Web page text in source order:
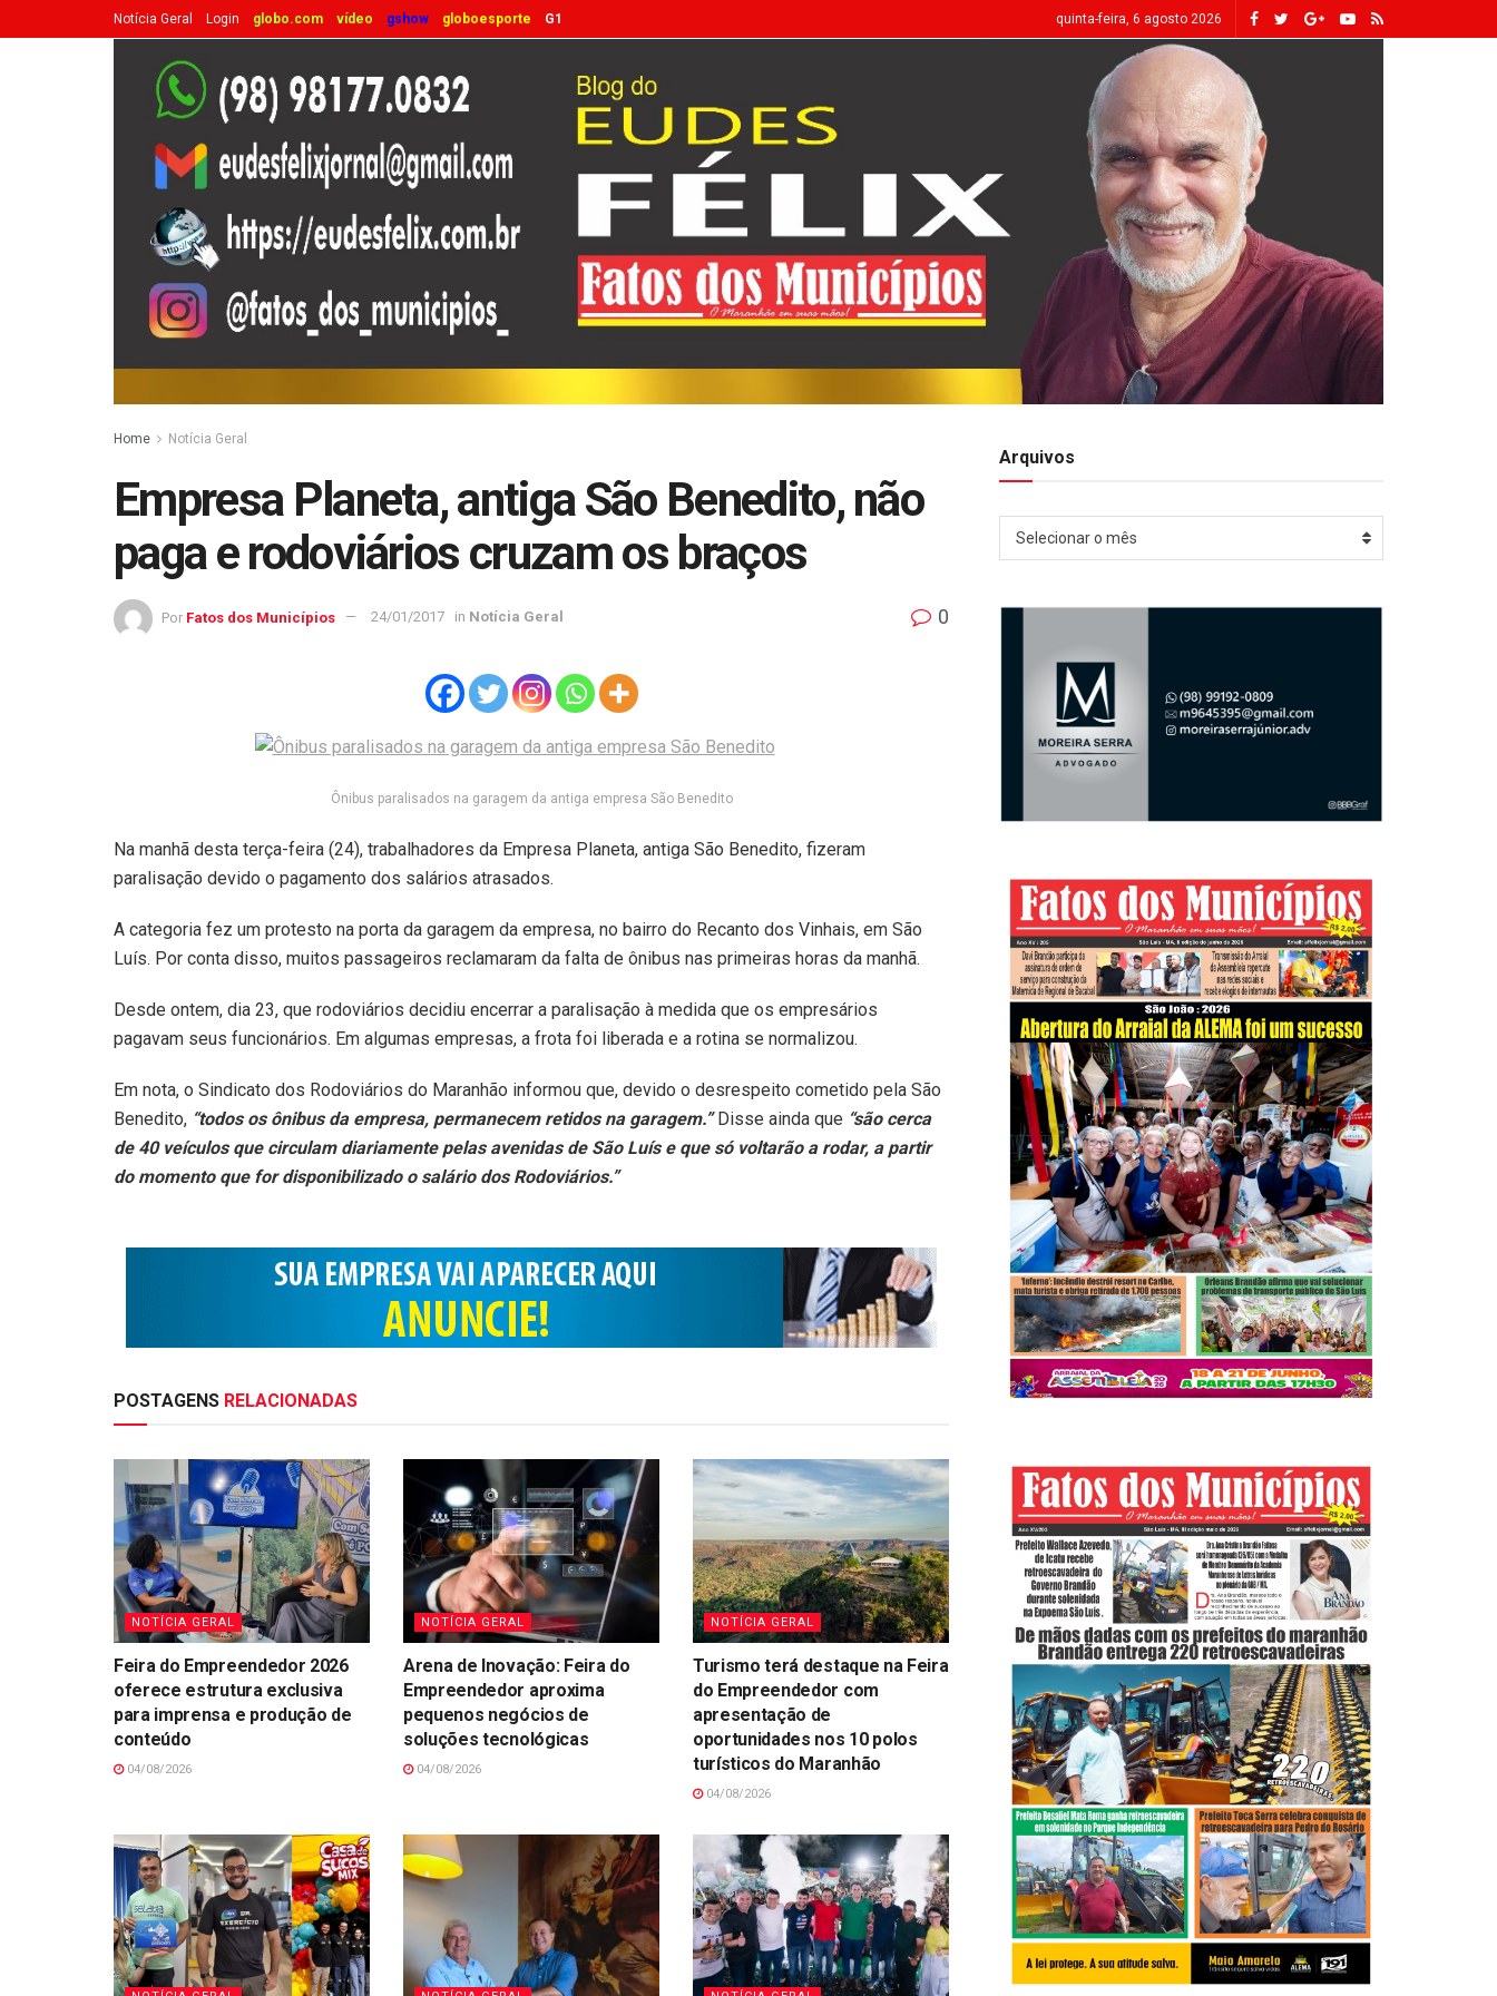
Notícia Geral Login globo.com vídeo gshow globoesporte G1 quinta-feira, 6 agosto 2026
Home Notícia Geral
Empresa Planeta, antiga São Benedito, não
paga e rodoviários cruzam os braços
Por Fatos dos Municípios 24/01/2017 in Notícia Geral 0
Ônibus paralisados na garagem da antiga empresa São Benedito
Na manhã desta terça-feira (24), trabalhadores da Empresa Planeta, antiga São Benedito, fizeram
paralisação devido o pagamento dos salários atrasados.
A categoria fez um protesto na porta da garagem da empresa, no bairro do Recanto dos Vinhais, em São
Luís. Por conta disso, muitos passageiros reclamaram da falta de ônibus nas primeiras horas da manhã.
Desde ontem, dia 23, que rodoviários decidiu encerrar a paralisação à medida que os empresários
pagavam seus funcionários. Em algumas empresas, a frota foi liberada e a rotina se normalizou.
Em nota, o Sindicato dos Rodoviários do Maranhão informou que, devido o desrespeito cometido pela São
Benedito, “todos os ônibus da empresa, permanecem retidos na garagem.”Disse ainda que “são cerca
de 40 veículos que circulam diariamente pelas avenidas de São Luís e que só voltarão a rodar, a partir
do momento que for disponibilizado o salário dos Rodoviários.”
POSTAGENS RELACIONADAS
NOTÍCIA GERAL
Feira do Empreendedor 2026
oferece estrutura exclusiva
para imprensa e produção de
conteúdo
04/08/2026
NOTÍCIA GERAL
Arena de Inovação: Feira do
Empreendedor aproxima
pequenos negócios de
soluções tecnológicas
04/08/2026
NOTÍCIA GERAL
Turismo terá destaque na Feira
do Empreendedor com
apresentação de
oportunidades nos 10 polos
turísticos do Maranhão
04/08/2026
Arquivos
Arquivos
Selecionar o mês